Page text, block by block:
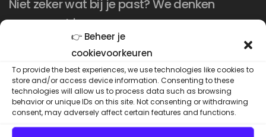
👉 Beheer je
cookievoorkeuren
To provide the best experiences, we use technologies like cookies to
store and/or access device information. Consenting to these
technologies will allow us to process data such as browsing
behavior or unique IDs on this site. Not consenting or withdrawing
consent, may adversely affect certain features and functions.
Niet zeker wat bij je past? We denken
graag met je mee.
info@vr-innovations.nl
+31(0)85 3030 270